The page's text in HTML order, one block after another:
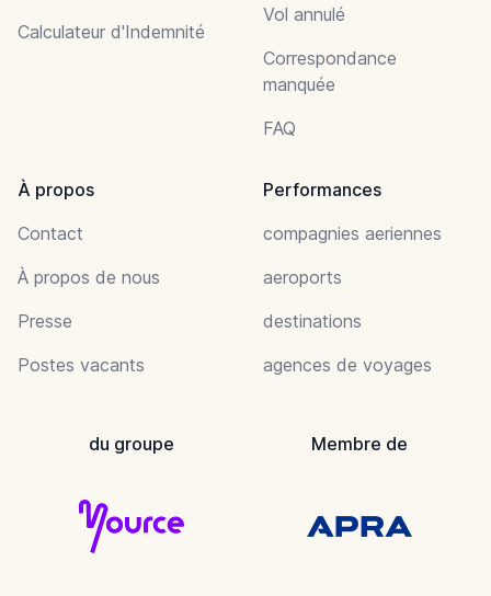
Calculateur d'Indemnité
Vol annulé
Correspondance
manquée
FAQ
À propos
Contact
À propos de nous
Presse
Postes vacants
Performances
compagnies aeriennes
aeroports
destinations
agences de voyages
du groupe Membre de